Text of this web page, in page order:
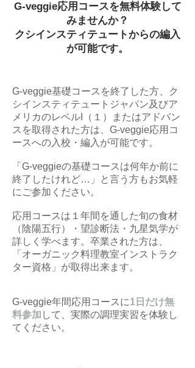
G-veggie応用コースを無料体験して
みませんか？
クシインスティテュートからの編入
が可能です。
G-veggie基礎コースを終了した方、ク
シインスティテュートジャパン及びア
メリカのレベルI（１）またはアドバン
スを取得された方は、G-veggie応用コ
ースへの入校・編入が可能です。
「G-veggieの基礎コースは何年か前に
終了したけれど…」と言う方もお気軽
にご参加ください。
応用コースは１年間を通した旬の食材
（陰陽五行）・望診断法・九星気学が
詳しく学べます。卒業された方は、
「オーガニック料理教室インストラク
ター資格」が取得出来ます。
G-veggie年間応用コースに1日だけ無
料参加 して、実際の調理実習を体験し
てください。